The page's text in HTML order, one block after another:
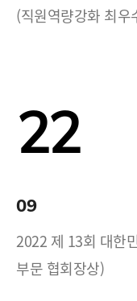
(직원역량강화 최우
22
09
2022 제 13회 대한
부문 협회장상)